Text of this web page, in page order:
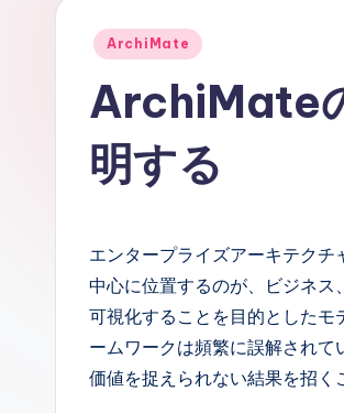
Posted
ArchiMate
ArchiMate
明する
エンタープライズアーキテク
中心に位置するのが、ビジネス
可視化することを目的とした
ームワークは頻繁に誤解され
価値を捉えられない結果を招く